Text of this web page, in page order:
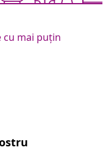
cu mai puțin